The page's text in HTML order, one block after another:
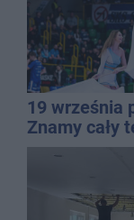
19 września
Znamy cały